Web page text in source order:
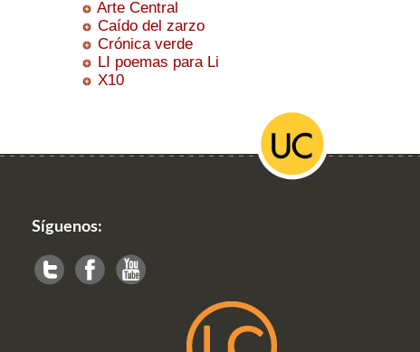
Arte Central
Caído del zarzo
Crónica verde
LI poemas para Li
X10
Síguenos: